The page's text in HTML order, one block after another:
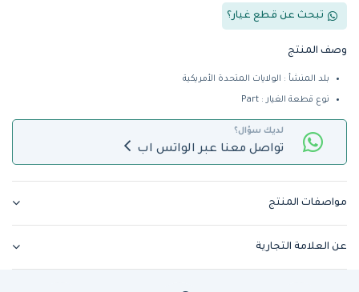
تبحث عن قطع غيار؟
وصف المنتج
بلد المنشأ : الولايات المتحدة الأمريكية
نوع قطعة الغيار : Part
لديك سؤال؟
تواصل معنا عبر الواتس اب
مواصفات المنتج
عن العلامة التجارية